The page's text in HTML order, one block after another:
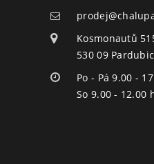
Kosmonautů
530 09
Po - Pá 9.00 -
So 9.00 - 12.00